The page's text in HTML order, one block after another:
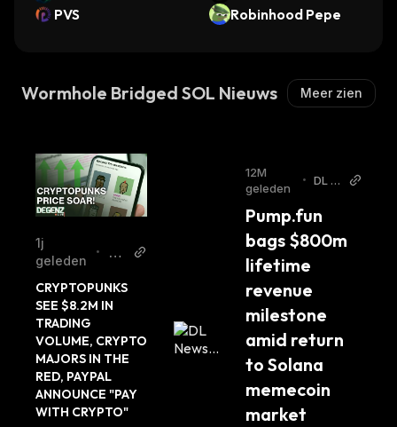
ing Company
PVS Robinhood Pepe
Wormhole Bridged SOL Nieuws Meer zien
1j
geleden
•
De
yp
CRYPTOPUNKS
SEE $8.2M IN
TRADING
VOLUME, CRYPTO
MAJORS IN THE
RED, PAYPAL
ANNOUNCE "PAY
WITH CRYPTO"
12M
geleden
•
DL N
Pump.fun
bags $800m
lifetime
revenue
milestone
amid return
to Solana
memecoin
market